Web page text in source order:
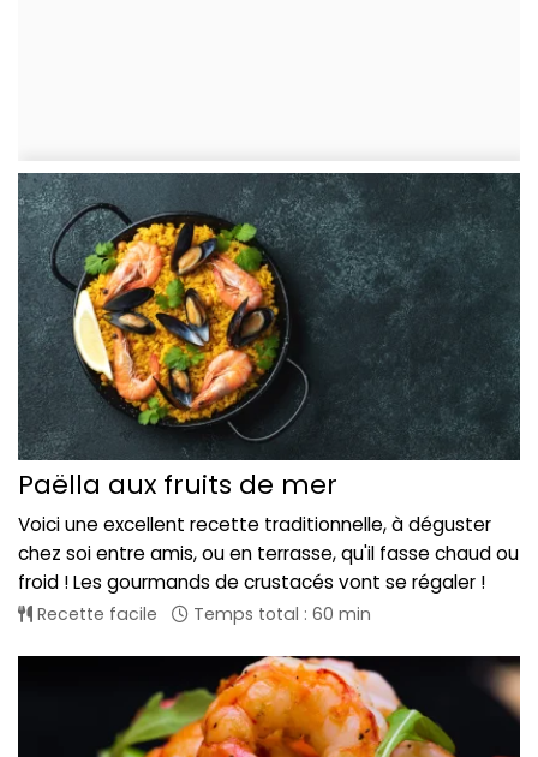
Paëlla aux fruits de mer
Voici une excellent recette traditionnelle, à déguster
chez soi entre amis, ou en terrasse, qu'il fasse chaud ou
froid ! Les gourmands de crustacés vont se régaler !
Recette facile Temps total : 60 min